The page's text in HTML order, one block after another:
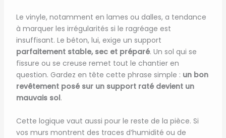
Le vinyle, notamment en lames ou dalles, a tendance
à marquer les irrégularités si le ragréage est
insuffisant. Le béton, lui, exige un support
parfaitement stable, sec et préparé. Un sol qui se
fissure ou se creuse remet tout le chantier en
question. Gardez en tête cette phrase simple : un bon
revêtement posé sur un support raté devient un
mauvais sol.
Cette logique vaut aussi pour le reste de la pièce. Si
vos murs montrent des traces d’humidité ou de